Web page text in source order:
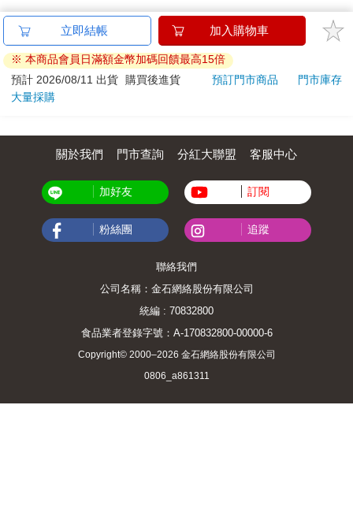
立即結帳 加入購物車
※ 本商品會員日滿額金幣加碼回饋最高15倍
預計 2026/08/11 出貨
購買後進貨 預訂門市商品
門市庫存
大量採購
關於我們 門市查詢 分紅大聯盟 客服中心
加好友 訂閱
粉絲團 追蹤
聯絡我們
公司名稱：金石網絡股份有限公司
統編 : 70832800
食品業者登錄字號：A-170832800-00000-6
Copyright© 2000–2026 金石網絡股份有限公司
0806_a861311